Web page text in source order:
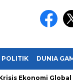
POLITIK DUNIA
Global